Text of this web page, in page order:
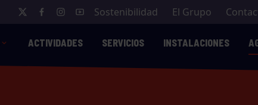
Sostenibilidad El Grupo
ACTIVIDADES SERVICIOS INSTALACIONES